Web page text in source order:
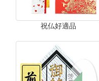
祝仏好適品